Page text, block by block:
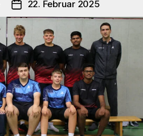
Veröffentlichungsdatum
22. Februar 2025